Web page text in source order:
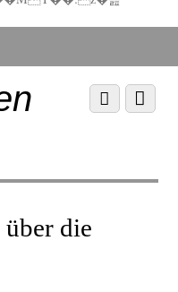
Menu
Scroll
down
die